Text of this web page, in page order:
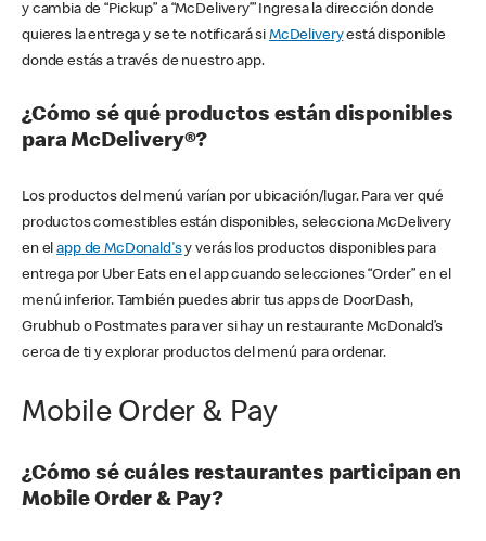
y cambia de “Pickup” a “McDelivery’” Ingresa la dirección donde
quieres la entrega y se te notificará si McDeliveryestá disponible
donde estás a través de nuestro app.
¿Cómo sé qué productos están disponibles
para McDelivery®?
Los productos del menú varían por ubicación/lugar. Para ver qué
productos comestibles están disponibles, selecciona McDelivery
en elapp de McDonald'sy verás los productos disponibles para
entrega por Uber Eats en el app cuando selecciones “Order” en el
menú inferior. También puedes abrir tus apps de DoorDash,
Grubhub o Postmates para ver si hay un restaurante McDonald’s
cerca de ti y explorar productos del menú para ordenar.
Mobile Order & Pay
¿Cómo sé cuáles restaurantes participan en
Mobile Order & Pay?